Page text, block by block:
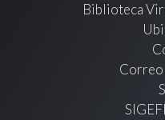
Biblioteca